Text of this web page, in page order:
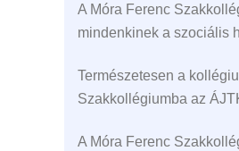
A Móra Ferenc
mindenkinek a szociális
Természetesen a
Szakkollégiumba az
A Móra Ferenc